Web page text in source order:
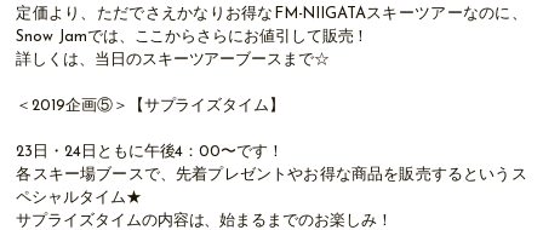
定価より、ただでさえかなりお得なFM-NIIGATAスキーツアーなのに、
Snow Jamでは、ここからさらにお値引して販売！
詳しくは、当日のスキーツアーブースまで☆
＜2019企画⑤＞【サプライズタイム】
23日・24日ともに午後4：00〜です！
各スキー場ブースで、先着プレゼントやお得な商品を販売するというス
ペシャルタイム★
サプライズタイムの内容は、始まるまでのお楽しみ！